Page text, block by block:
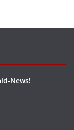
News!